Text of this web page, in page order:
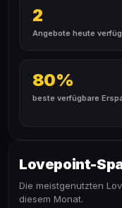
2
Angebote heute
80%
beste verfügbare
Lovepoint-
Die meistgenutzten
diesem Monat.